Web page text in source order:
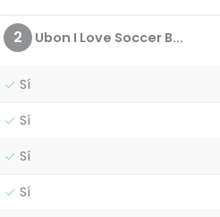
2 Ubon I Love Soccer B...
Sí
Sí
Sí
Sí